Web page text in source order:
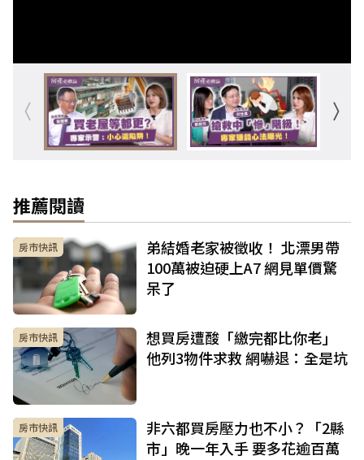
推薦閱讀
房市快訊
弟結婚老家被徵收！ 北漂男帶
100萬被迫硬上A7 網見單價驚
呆了
房市快訊
想買房遭酸「繳完都比你老」
他列3物件求救 網嚇退：全是坑
房市快訊
非六都買房壓力也不小？「2縣
市」晚一年入手 要多花逾百萬